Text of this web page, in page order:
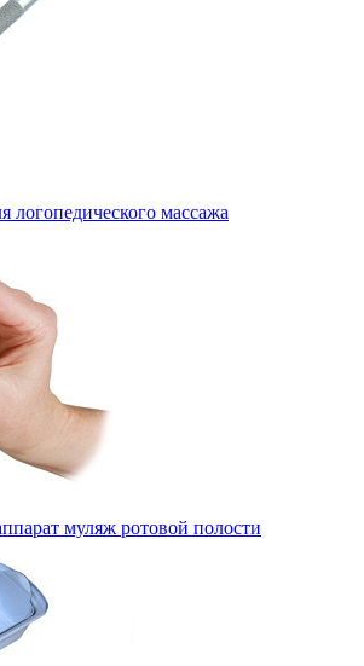
логопедического массажа
муляж ротовой полости